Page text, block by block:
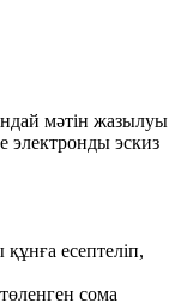
мәтін жазылуы
электронды эскиз
есептеліп,
сома